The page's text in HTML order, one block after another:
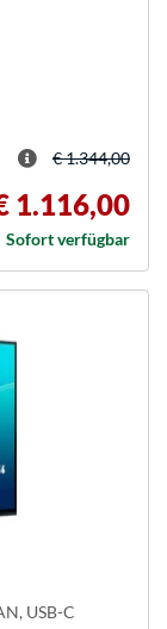
€ 1.344,00
1.116,00
Sofort verfügbar
USB-C